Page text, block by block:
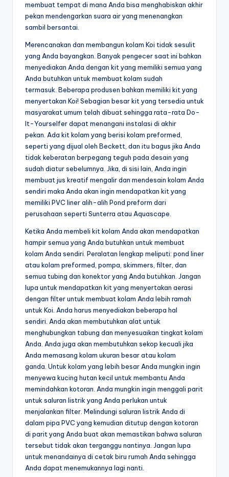
membuat tempat di mana Anda bisa menghabiskan akhir
pekan mendengarkan suara air yang menenangkan
sambil bersantai.
Merencanakan dan membangun kolam Koi tidak sesulit
yang Anda bayangkan. Banyak pengecer saat ini bahkan
menyediakan Anda dengan kit yang memiliki semua yang
Anda butuhkan untuk membuat kolam sudah
termasuk. Beberapa produsen bahkan memiliki kit yang
menyertakan Koi! Sebagian besar kit yang tersedia untuk
masyarakat umum telah dibuat sehingga rata-rata Do-
It-Yourselfer dapat menangani instalasi di akhir
pekan. Ada kit kolam yang berisi kolam preformed,
seperti yang dijual oleh Beckett, dan itu bagus jika Anda
tidak keberatan berpegang teguh pada desain yang
sudah diatur sebelumnya. Jika, di sisi lain, Anda ingin
membuat jus kreatif mengalir dan mendesain kolam Anda
sendiri maka Anda akan ingin mendapatkan kit yang
memiliki PVC liner alih-alih Pond preform dari
perusahaan seperti Sunterra atau Aquascape.
Ketika Anda membeli kit kolam Anda akan mendapatkan
hampir semua yang Anda butuhkan untuk membuat
kolam Anda sendiri. Peralatan lengkap meliputi: pond liner
atau kolam preformed, pompa, skimmers, filter, dan
semua tubing dan konektor yang Anda butuhkan. Jangan
lupa untuk mendapatkan kit yang menyertakan aerasi
dengan filter untuk membuat kolam Anda lebih ramah
untuk Koi. Anda harus menyediakan beberapa hal
sendiri. Anda akan membutuhkan alat untuk
menghubungkan tabung dan menyesuaikan tingkat kolam
Anda. Anda juga akan membutuhkan sekop kecuali jika
Anda memasang kolam ukuran besar atau kolam
ganda. Untuk kolam yang lebih besar Anda mungkin ingin
menyewa kucing hutan kecil untuk membantu Anda
memindahkan kotoran. Anda mungkin ingin menggali parit
untuk saluran listrik yang Anda perlukan untuk
menjalankan filter. Melindungi saluran listrik Anda di
dalam pipa PVC yang kemudian ditutup dengan kotoran
di parit yang Anda buat akan memastikan bahwa saluran
tersebut tidak akan terganggu nantinya. Jangan lupa
untuk menandainya di cetak biru rumah Anda sehingga
Anda dapat menemukannya lagi nanti.